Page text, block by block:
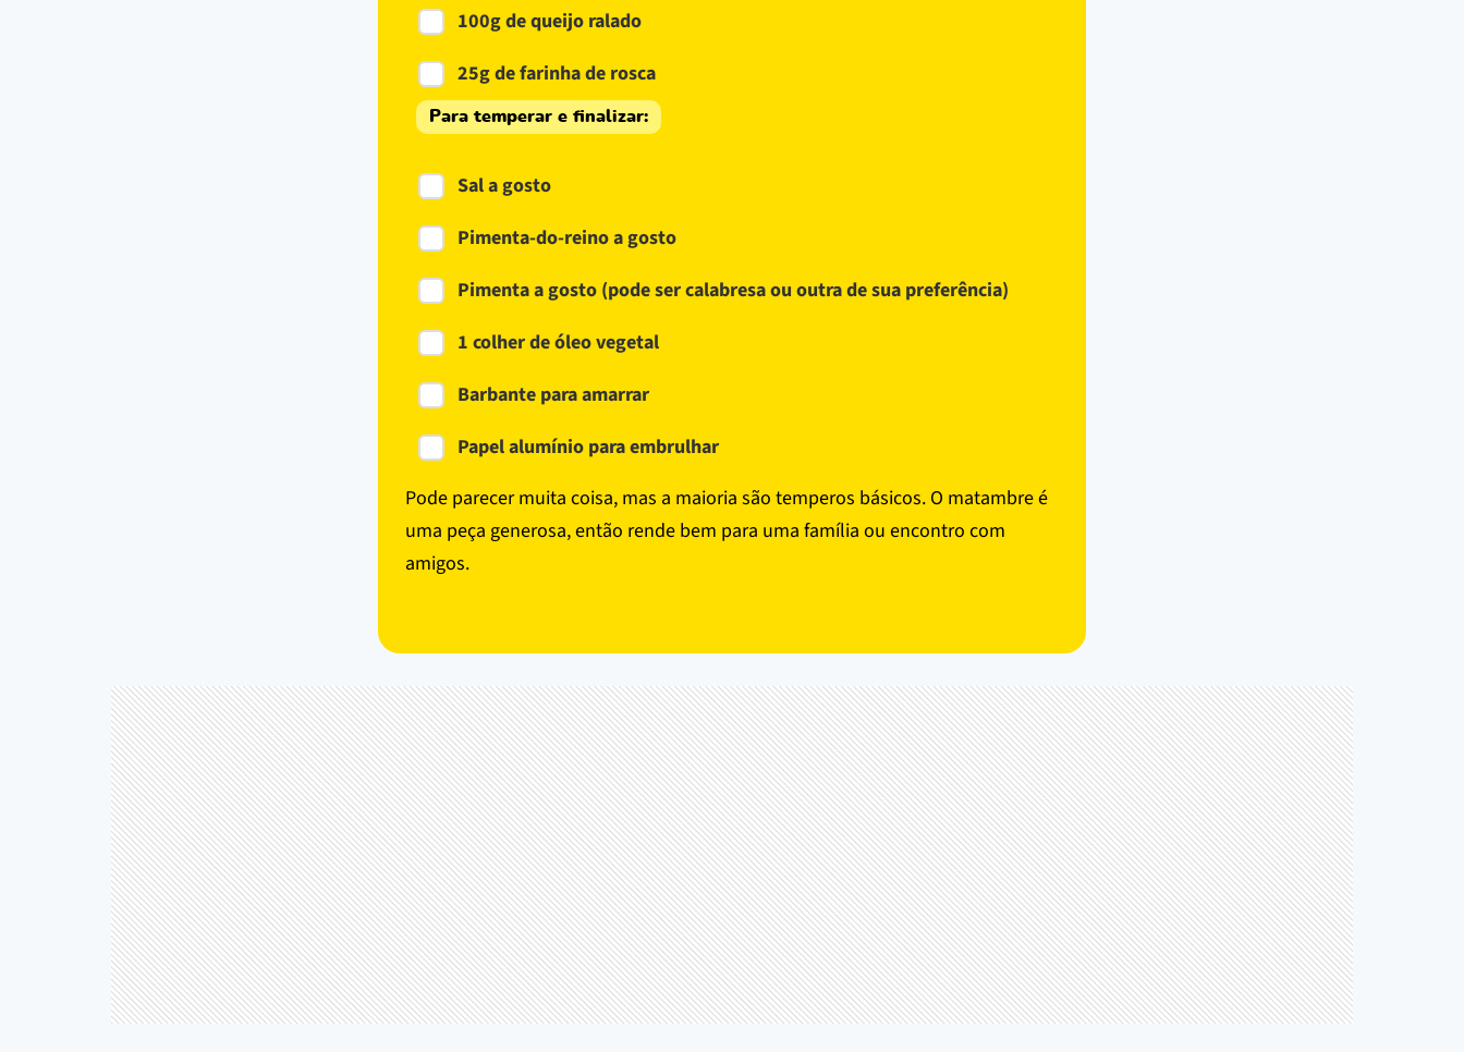
100g de queijo ralado
25g de farinha de rosca
Para temperar e finalizar:
Sal a gosto
Pimenta-do-reino a gosto
Pimenta a gosto (pode ser calabresa ou outra de sua preferência)
1 colher de óleo vegetal
Barbante para amarrar
Papel alumínio para embrulhar
Pode parecer muita coisa, mas a maioria são temperos básicos. O matambre é
uma peça generosa, então rende bem para uma família ou encontro com
amigos.